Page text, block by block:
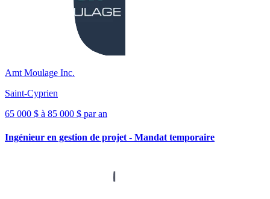
Amt Moulage Inc.
Saint-Cyprien
65 000 $ à 85 000 $ par an
Ingénieur en gestion de projet - Mandat temporaire